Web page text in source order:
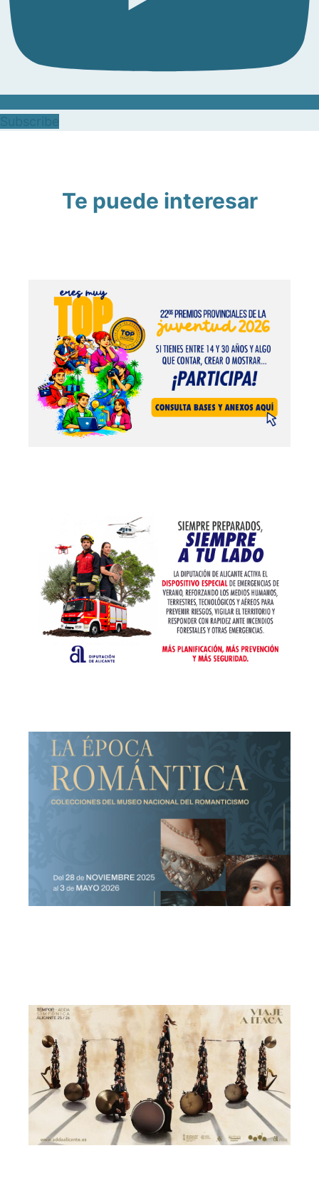
Te puede interesar